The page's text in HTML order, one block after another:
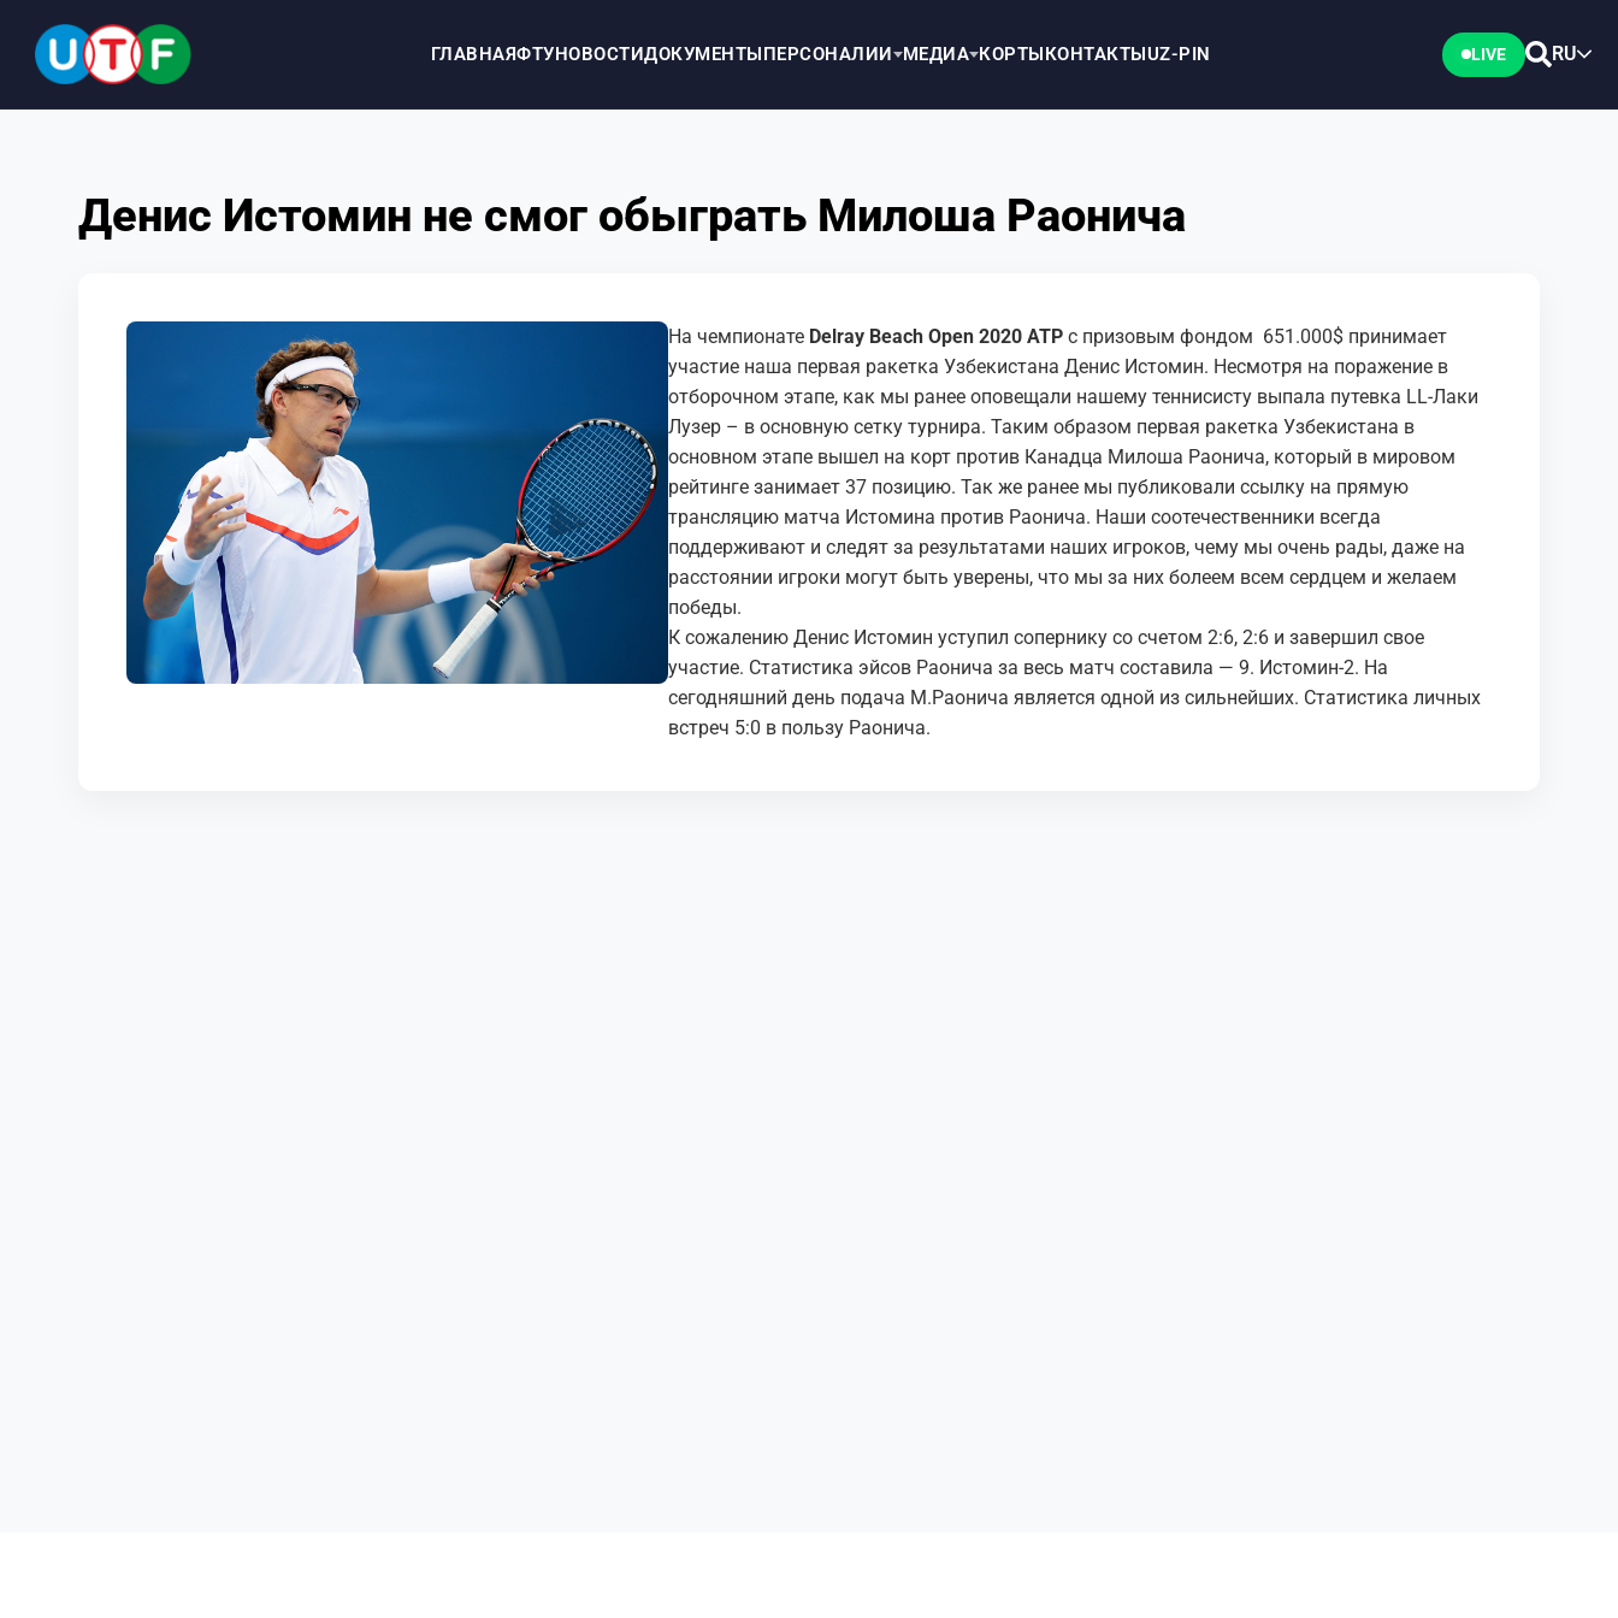
ГЛАВНАЯФТУНОВОСТИДОКУМЕНТЫПЕРСОНАЛИИ МЕДИА КОРТЫКОНТАКТЫUZ-PIN LIVE RU
НОВОСТИ
Денис Истомин не смог обыграть Милоша Раонича
На чемпионате Delray Beach Open 2020 ATP с призовым фондом 651.000$ принимает
участие наша первая ракетка Узбекистана Денис Истомин. Несмотря на поражение в
отборочном этапе, как мы ранее оповещали нашему теннисисту выпала путевка LL-Лаки
Лузер – в основную сетку турнира. Таким образом первая ракетка Узбекистана в
основном этапе вышел на корт против Канадца Милоша Раонича, который в мировом
рейтинге занимает 37 позицию. Так же ранее мы публиковали ссылку на прямую
трансляцию матча Истомина против Раонича. Наши соотечественники всегда
поддерживают и следят за результатами наших игроков, чему мы очень рады, даже на
расстоянии игроки могут быть уверены, что мы за них болеем всем сердцем и желаем
победы.
К сожалению Денис Истомин уступил сопернику со счетом 2:6, 2:6 и завершил свое
участие. Статистика эйсов Раонича за весь матч составила — 9. Истомин-2. На
сегодняшний день подача М.Раонича является одной из сильнейших. Статистика личных
встреч 5:0 в пользу Раонича.